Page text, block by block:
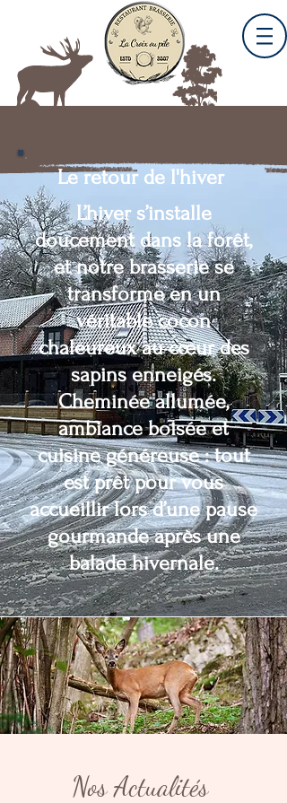
Le retour de l'hiver
L’hiver s’installe
doucement dans la forêt,
et notre brasserie se
transforme en un
véritable cocon
chaleureux au cœur des
sapins enneigés.
Cheminée allumée,
ambiance boisée et
cuisine généreuse : tout
est prêt pour vous
accueillir lors d’une pause
gourmande après une
balade hivernale.
Nos Actualités